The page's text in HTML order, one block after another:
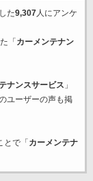
た9,307人にアンケ
「 カーメンテナン
ナンスサービス 」
ユーザーの声も掲
とで「 カーメンテナ